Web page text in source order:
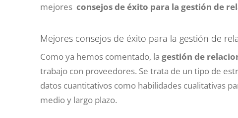
mejores consejos de éxito para la gestión de
Mejores consejos de éxito para la gestión de
Como ya hemos comentado, la gestión de
trabajo con proveedores. Se trata de un tipo de
datos cuantitativos como habilidades cualitativas
medio y largo plazo.